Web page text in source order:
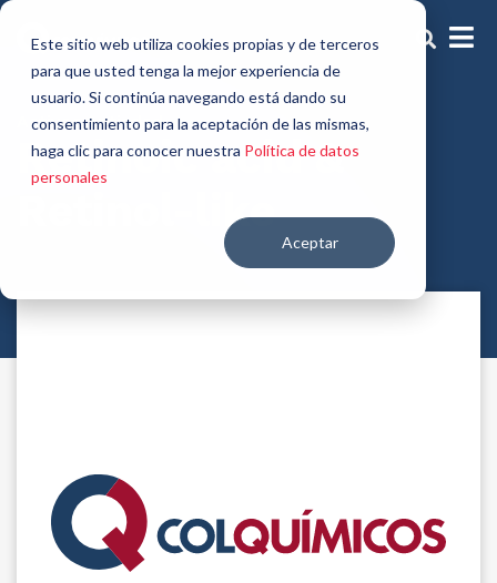
Este sitio web utiliza cookies propias y de terceros
para que usted tenga la mejor experiencia de
usuario. Si continúa navegando está dando su
consentimiento para la aceptación de las mismas,
haga clic para conocer nuestra Política de datos
personales
Aceptar
Activos Antiedad
Retinoic acid &
Retinol-like